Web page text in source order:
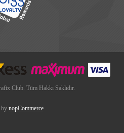
Club. Tüm Hakkı Saklıdır.
by nopCommerce